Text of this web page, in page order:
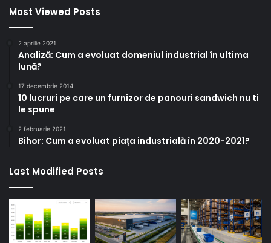
Most Viewed Posts
2 aprilie 2021
Analiză: Cum a evoluat domeniul industrial în ultima
lună?
17 decembrie 2014
10 lucruri pe care un furnizor de panouri sandwich nu ti
le spune
2 februarie 2021
Bihor: Cum a evoluat piața industrială în 2020-2021?
Last Modified Posts